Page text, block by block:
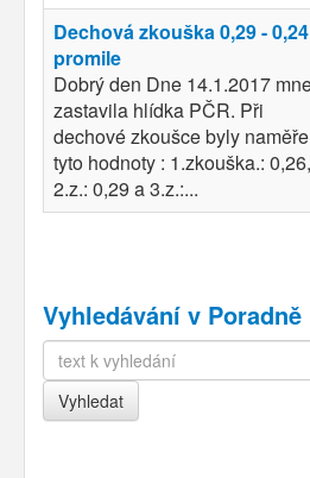
Dechová zkouška 0,29 - 0,24
promile
Dobrý den Dne 14.1.2017
zastavila hlídka PČR. Při
dechové zkoušce byly
tyto hodnoty : 1.zkouška.: 0,26,
2.z.: 0,29 a 3.z.:...
Vyhledávání v Poradně